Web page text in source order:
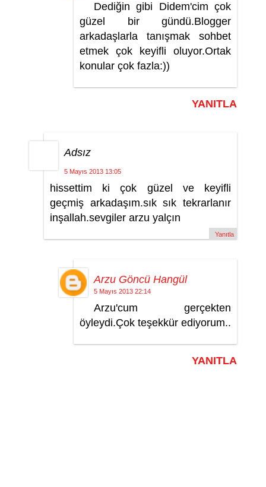
Dediğin gibi Didem'cim çok
güzel bir gündü.Blogger
arkadaşlarla tanışmak sohbet
etmek çok keyifli oluyor.Ortak
konular çok fazla:))
YANITLA
Adsız
5 Mayıs 2013 13:05
hissettim ki çok güzel ve keyifli
geçmiş arkadaşım.sık sık tekrarlanır
inşallah.sevgiler arzu yalçın
Yanıtla
Arzu Göncü Hangül
5 Mayıs 2013 22:14
Arzu'cum gerçekten
öyleydi.Çok teşekkür ediyorum..
YANITLA